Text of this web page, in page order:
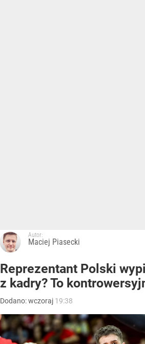
Autor:
Maciej Piasecki
Reprezentant Polski
z kadry? To
Dodano:wczoraj 19:38